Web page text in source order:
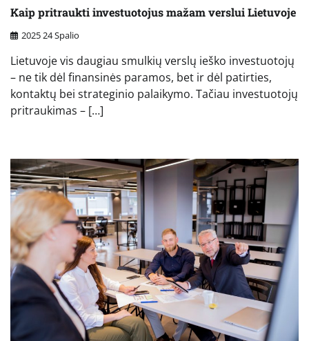
Kaip pritraukti investuotojus mažam verslui Lietuvoje
2025 24 Spalio
Lietuvoje vis daugiau smulkių verslų ieško investuotojų
– ne tik dėl finansinės paramos, bet ir dėl patirties,
kontaktų bei strateginio palaikymo. Tačiau investuotojų
pritraukimas – […]